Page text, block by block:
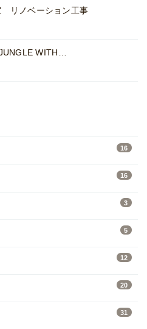
リノベーション工事
WITH…
16
16
3
5
12
20
31